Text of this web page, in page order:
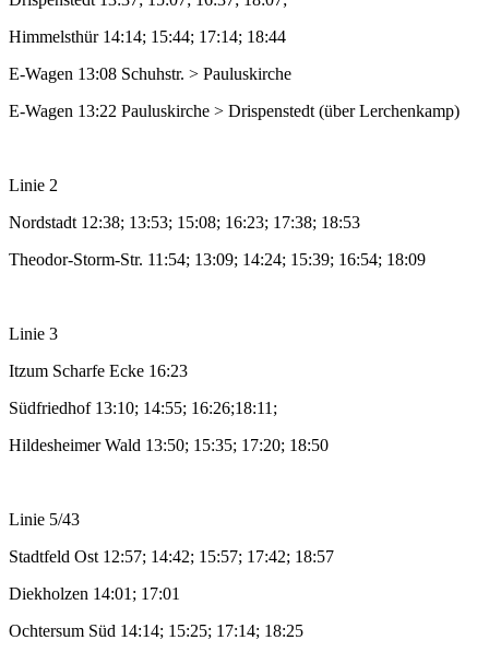
Himmelsthür 14:14; 15:44; 17:14; 18:44
E-Wagen 13:08 Schuhstr. > Pauluskirche
E-Wagen 13:22 Pauluskirche > Drispenstedt (über Lerchenkamp)
Linie 2
Nordstadt 12:38; 13:53; 15:08; 16:23; 17:38; 18:53
Theodor-Storm-Str. 11:54; 13:09; 14:24; 15:39; 16:54; 18:09
Linie 3
Itzum Scharfe Ecke 16:23
Südfriedhof 13:10; 14:55; 16:26;18:11;
Hildesheimer Wald 13:50; 15:35; 17:20; 18:50
Linie 5/43
Stadtfeld Ost 12:57; 14:42; 15:57; 17:42; 18:57
Diekholzen 14:01; 17:01
Ochtersum Süd 14:14; 15:25; 17:14; 18:25